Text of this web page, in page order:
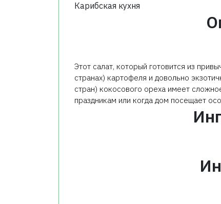
Карибская кухня
Этот салат, который готовится из
странах) картофеля и довольно
стран) кокосового ореха имеет
праздникам или когда дом посещает